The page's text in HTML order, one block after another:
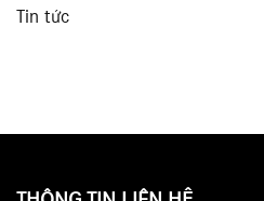
Tin tức